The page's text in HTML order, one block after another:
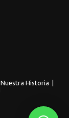
Nuestra Historia